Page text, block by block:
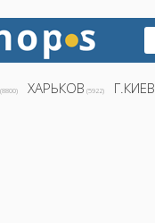
(8800) ХАРЬКОВ (5922) Г.КИЕВ